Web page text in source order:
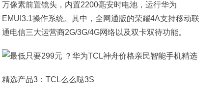
万像素前置镜头，内置2200毫安时电池，运行华为
EMUI3.1操作系统。其中，全网通版的荣耀4A支持移动联
通电信三大运营商2G/3G/4G网络以及双卡双待功能。
精选产品3：TCL么么哒3S